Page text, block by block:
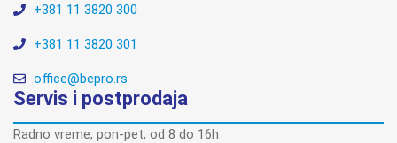
+381 11 3820 300
+381 11 3820 301
office@bepro.rs
Servis i postprodaja
Radno vreme, pon-pet, od 8 do 16h